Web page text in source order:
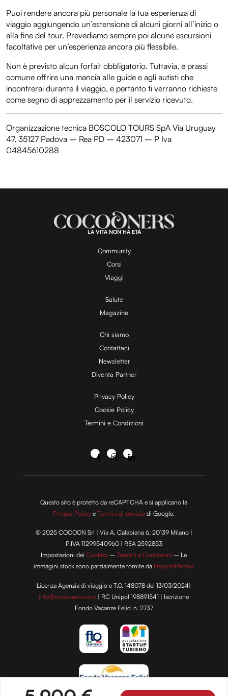
Puoi rendere ancora più personale la tua esperienza di
viaggio aggiungendo un’estensione di alcuni giorni all’inizio o
alla fine del tour. Prevediamo sempre poi alcune escursioni
facoltative per un’esperienza ancora più flessibile.
Non è previsto alcun forfait obbligatorio. Tuttavia, è prassi
comune offrire una mancia alle guide e agli autisti che
incontrerai durante il viaggio, e pertanto ti verranno richieste
come segno di apprezzamento per il servizio ricevuto.
Organizzazione tecnica BOSCOLO TOURS SpA Via Uruguay
47, 35127 Padova – Rea PD – 423071 – P Iva
04845610288
LA VITA NON HA ETÀ
Community
Corsi
Viaggi
Salute
Magazine
Chi siamo
Contattaci
Newsletter
Diventa Partner
Privacy Policy
Cookie Policy
Termini e Condizioni
Questo sito è protetto da reCAPTCHA e si applicano la
Privacy Policy eTermini di servizio di Google.
© 2025 COCOON Srl | Via A. Calabiana 6, 20139 Milano |
P.IVA 11299540960 | REA 2592853
Impostazioni deiCookies –Termini e Condizioni – Le
immagini stock sono parzialmente fornite da DepositPhotos
Licenza Agenzia di viaggio e T.O. 148078 del 13/03/2024|
info@cocooners.com | RC Unipol 198891541 | Iscrizione
Fondo Vacanze Felici n. 2737